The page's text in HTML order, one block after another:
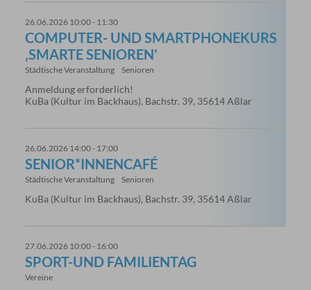
26.06.2026 10:00 - 11:30
COMPUTER- UND SMARTPHONEKURS
‚SMARTE SENIOREN‘
Städtische Veranstaltung Senioren
Anmeldung erforderlich!
KuBa (Kultur im Backhaus), Bachstr. 39, 35614 Aßlar
26.06.2026 14:00 - 17:00
SENIOR*INNENCAFÉ
Städtische Veranstaltung Senioren
KuBa (Kultur im Backhaus), Bachstr. 39, 35614 Aßlar
27.06.2026 10:00 - 16:00
SPORT-UND FAMILIENTAG
Vereine